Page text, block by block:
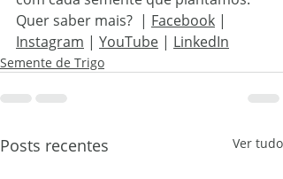
Quer saber mais?  | Facebook |
Instagram | YouTube | LinkedIn
Semente de Trigo
Posts recentes Ver tudo